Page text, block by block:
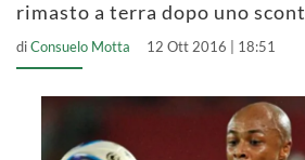
rimasto a terra dopo uno
diConsuelo Motta 12 Ott 2016 | 18:51